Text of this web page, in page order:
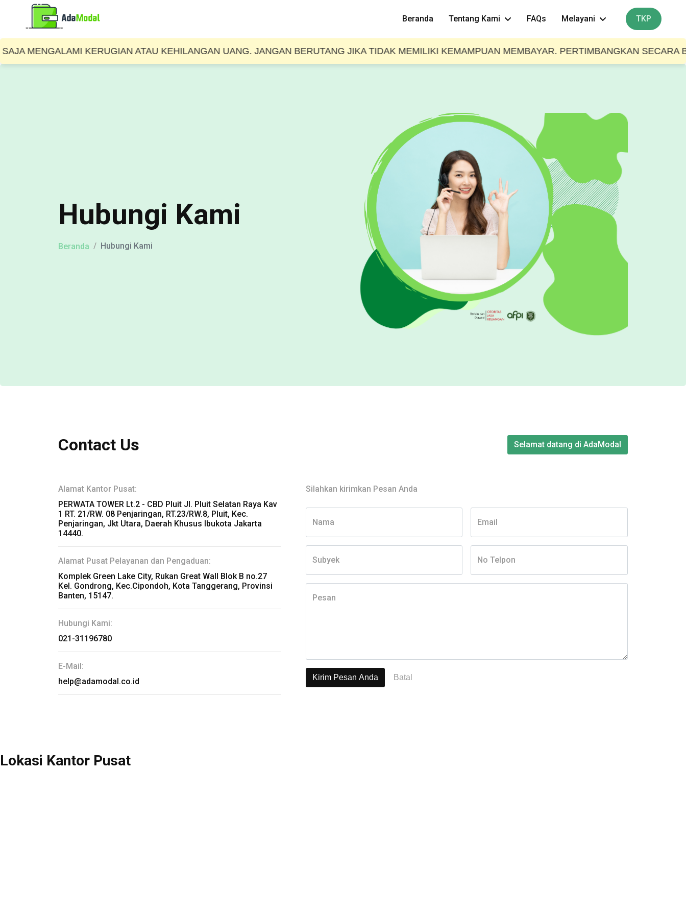
Beranda Tentang Kami FAQs Melayani TKP
KERUGIAN ATAU KEHILANGAN UANG. JANGAN BERUTANG JIKA TIDAK MEMILIKI KEMAMPUAN MEMBAYAR. PERTIMBANGKAN SECARA BIJAK
Hubungi Kami
Beranda Hubungi Kami
Contact Us Selamat datang di AdaModal
Alamat Kantor Pusat:
PERWATA TOWER Lt.2 - CBD Pluit Jl. Pluit Selatan Raya Kav
1 RT. 21/RW. 08 Penjaringan, RT.23/RW.8, Pluit, Kec.
Penjaringan, Jkt Utara, Daerah Khusus Ibukota Jakarta
14440.
Alamat Pusat Pelayanan dan Pengaduan:
Komplek Green Lake City, Rukan Great Wall Blok B no.27
Kel. Gondrong, Kec.Cipondoh, Kota Tanggerang, Provinsi
Banten, 15147.
Hubungi Kami:
021-31196780
E-Mail:
help@adamodal.co.id
Silahkan kirimkan Pesan Anda
Nama Email
Subyek No Telpon
Pesan
Kirim Pesan Anda Batal
Lokasi Kantor Pusat